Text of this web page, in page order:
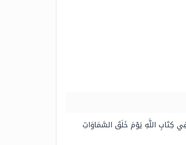
اثْنَا عَشَرَ شَهْرًا فِي كِتَابِ اللَّهِ يَوْمَ خَلَقَ السَّمَاوَاتِ